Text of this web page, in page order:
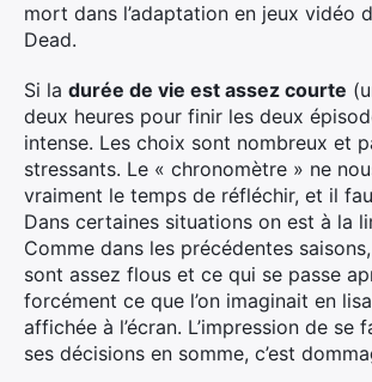
mort dans l’adaptation en jeux vidéo
Dead.
Si la durée de vie est assez courte
deux heures pour finir les deux
intense. Les choix sont nombreux et
stressants. Le « chronomètre » ne
vraiment le temps de réfléchir, et il
Dans certaines situations on est à la
Comme dans les précédentes
sont assez flous et ce qui se passe
forcément ce que l’on imaginait en
affichée à l’écran. L’impression de se
ses décisions en somme, c’est